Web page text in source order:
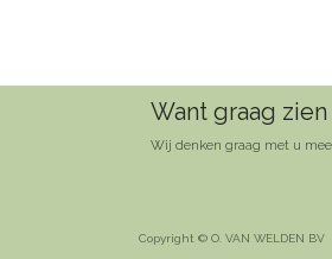
Want graag
Wij denken graag met u
Copyright © O. VAN WELDEN BV